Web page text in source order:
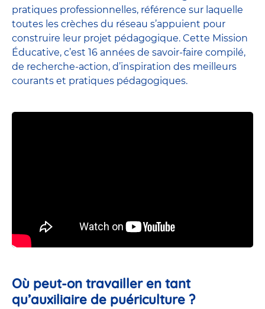
pratiques professionnelles, référence sur laquelle
toutes les crèches du réseau s’appuient pour
construire leur projet pédagogique. Cette Mission
Éducative, c’est 16 années de savoir-faire compilé,
de recherche-action, d’inspiration des meilleurs
courants et pratiques pédagogiques.
Où peut-on travailler en tant
qu’auxiliaire de puériculture ?